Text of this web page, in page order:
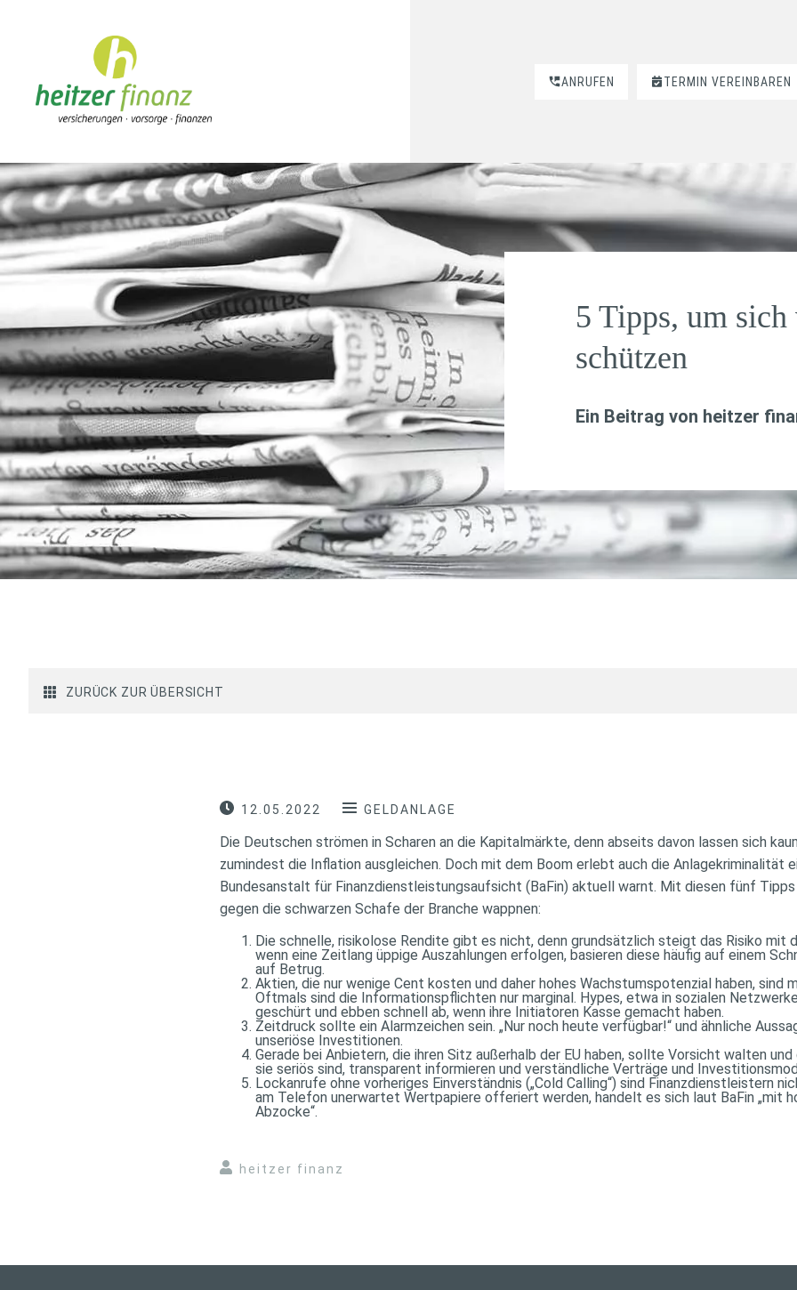
ANRUFEN TERMIN VEREINBAREN
5 Tipps, um
schützen
Ein Beitrag von heitzer
ZURÜCK ZUR ÜBERSICHT
12.05.2022 GELDANLAGE
Die Deutschen strömen in Scharen an die Kapitalmärkte, denn abseits davon lassen sich
zumindest die Inflation ausgleichen. Doch mit dem Boom erlebt auch die Anlagekriminalität
Bundesanstalt für Finanzdienstleistungsaufsicht (BaFin) aktuell warnt. Mit diesen fünf
gegen die schwarzen Schafe der Branche wappnen:
Die schnelle, risikolose Rendite gibt es nicht, denn grundsätzlich steigt das Risiko mit
wenn eine Zeitlang üppige Auszahlungen erfolgen, basieren diese häufig auf einem
auf Betrug.
Aktien, die nur wenige Cent kosten und daher hohes Wachstumspotenzial haben, sind
Oftmals sind die Informationspflichten nur marginal. Hypes, etwa in sozialen
geschürt und ebben schnell ab, wenn ihre Initiatoren Kasse gemacht haben.
Zeitdruck sollte ein Alarmzeichen sein. „Nur noch heute verfügbar!“ und ähnliche
unseriöse Investitionen.
Gerade bei Anbietern, die ihren Sitz außerhalb der EU haben, sollte Vorsicht walten
sie seriös sind, transparent informieren und verständliche Verträge und
Lockanrufe ohne vorheriges Einverständnis („Cold Calling“) sind Finanzdienstleistern
am Telefon unerwartet Wertpapiere offeriert werden, handelt es sich laut BaFin „mit
Abzocke“.
heitzer finanz